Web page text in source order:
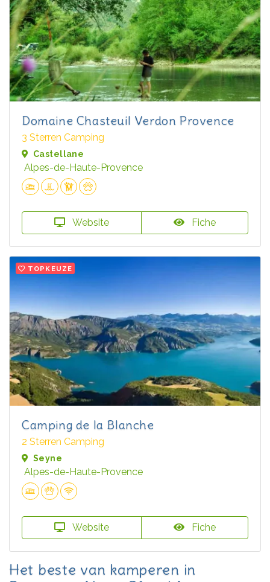
Domaine Chasteuil Verdon Provence
3 Sterren Camping
Castellane
Alpes-de-Haute-Provence
Website Fiche
TOPKEUZE
Camping de la Blanche
2 Sterren Camping
Seyne
Alpes-de-Haute-Provence
Website Fiche
Het beste van kamperen in